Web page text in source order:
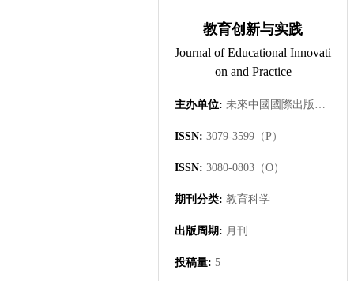
教育创新与实践
Journal of Educational Innovati
on and Practice
主办单位: 未來中國國際出版集團有限公司
ISSN: 3079-3599（P）
ISSN: 3080-0803（O）
期刊分类: 教育科学
出版周期: 月刊
投稿量: 5